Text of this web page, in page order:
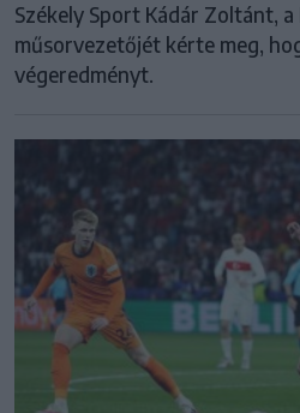
Székely Sport Kádár Zoltánt,
műsorvezetőjét kérte meg,
végeredményt.